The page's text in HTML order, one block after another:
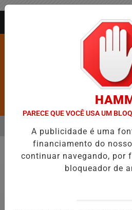
Pesquisar Notícia
MAIS VIOLENTAS DO BRASIL E CAI
EM ALTA
Geral
PARECE QUE VOCÊ USA UM
A publicidade é uma
financiamento do
continuar navegando, por
bloqueador de